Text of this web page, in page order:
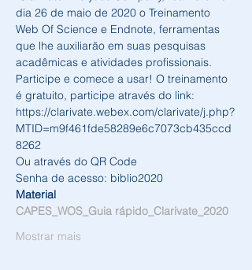
dia 26 de maio de 2020 o Treinamento
Web Of Science e Endnote, ferramentas
que lhe auxiliarão em suas pesquisas
acadêmicas e atividades profissionais.
Participe e comece a usar! O treinamento
é gratuito, participe através do link:
https://clarivate.webex.com/clarivate/j.php?
MTID=m9f461fde58289e6c7073cb435ccd
8262
Ou através do QR Code
Senha de acesso: biblio2020
Material
CAPES_WOS_Guia rápido_Clarivate_2020
Mostrar mais